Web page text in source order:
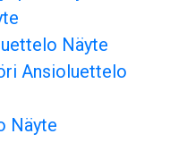
Näyte
Ansioluettelo
Näyte